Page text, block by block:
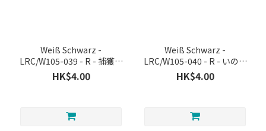
Weiß Schwarz -
LRC/W105-039 - R - 捕獲さ
れた千束
HK$4.00
Weiß Schwarz -
LRC/W105-040 - R - いのち
大事に 千束
HK$4.00